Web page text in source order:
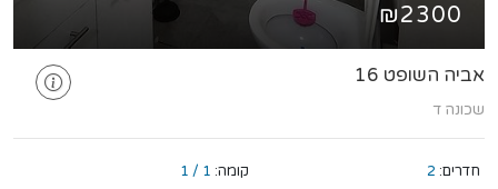
₪2300
אביה השופט 16
שכונה ד
חדרים: 2 קומה: 1 / 1